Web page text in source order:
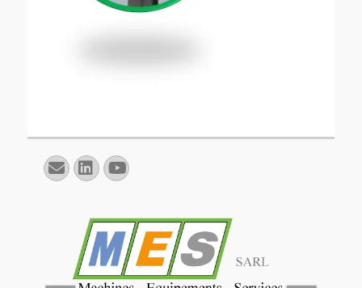
E-
mail
Linkedin
YouTube